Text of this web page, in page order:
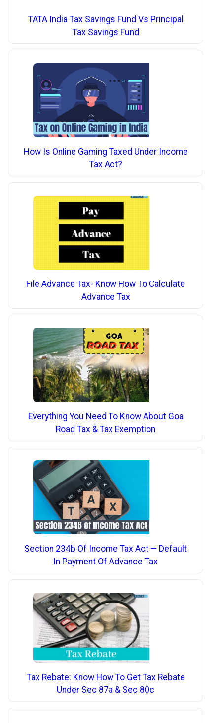
TATA India Tax Savings Fund Vs Principal
Tax Savings Fund
How Is Online Gaming Taxed Under Income
Tax Act?
File Advance Tax- Know How To Calculate
Advance Tax
Everything You Need To Know About Goa
Road Tax & Tax Exemption
Section 234b Of Income Tax Act — Default
In Payment Of Advance Tax
Tax Rebate: Know How To Get Tax Rebate
Under Sec 87a & Sec 80c